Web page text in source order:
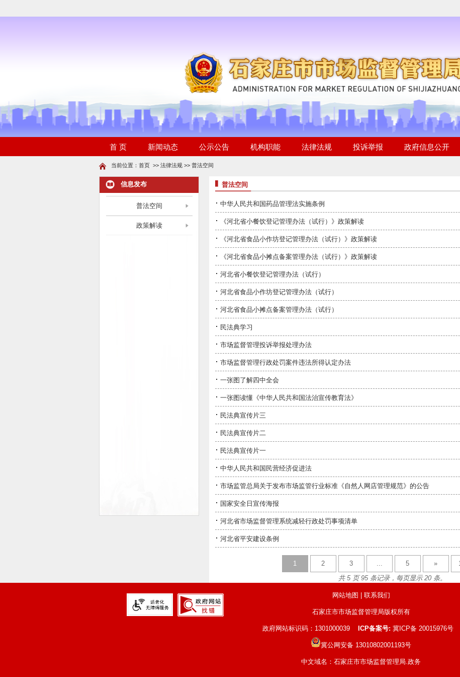
当前位置： 首页>> 法律法规>> 普法空间
信息发布
普法空间
政策解读
普法空间
· 中华人民共和国药品管理法实施条例
· 《河北省小餐饮登记管理办法（试行）》政策解读
· 《河北省食品小作坊登记管理办法（试行）》政策解读
· 《河北省食品小摊点备案管理办法（试行）》政策解读
· 河北省小餐饮登记管理办法（试行）
· 河北省食品小作坊登记管理办法（试行）
· 河北省食品小摊点备案管理办法（试行）
· 民法典学习
· 市场监督管理投诉举报处理办法
· 市场监督管理行政处罚案件违法所得认定办法
· 一张图了解四中全会
· 一张图读懂《中华人民共和国法治宣传教育法》
· 民法典宣传片三
· 民法典宣传片二
· 民法典宣传片一
· 中华人民共和国民营经济促进法
· 市场监管总局关于发布市场监管行业标准《自然人网店管理规范》的公告
· 国家安全日宣传海报
· 河北省市场监督管理系统减轻行政处罚事项清单
· 河北省平安建设条例
1 2 3 ... 5 »
共 5 页 95 条记录，每页显示 20 条。